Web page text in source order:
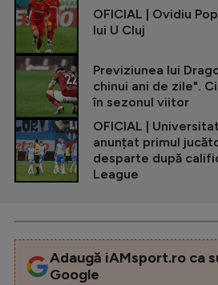
OFICIAL | Ovidiu
lui U Cluj
Previziunea lui
chinui ani de zile".
în sezonul viitor
OFICIAL |
anunțat primul
desparte după
League
Adaugă iAMsport.ro ca
Google